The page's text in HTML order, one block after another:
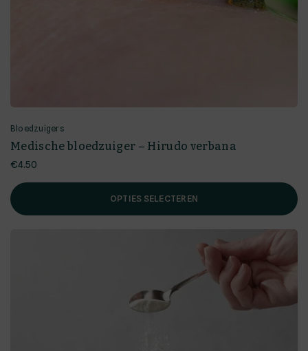
Bloedzuigers
Medische bloedzuiger – Hirudo verbana
€4.50
OPTIES SELECTEREN